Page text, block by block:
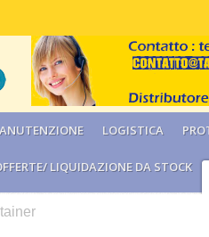
LOGISTICA
LIQUIDAZIONE DA STOCK